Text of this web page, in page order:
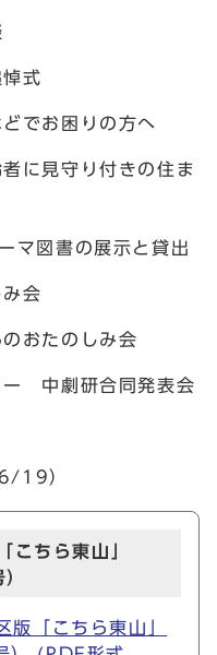
式
でお困りの方へ
に見守り付きの住ま
図書の展示と貸出
会
おたのしみ会
中劇研合同発表会
19）
こちら東山」
版「こちら東山」